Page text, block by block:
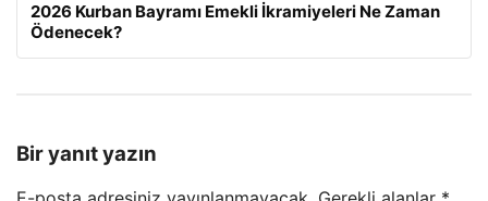
2026 Kurban Bayramı Emekli İkramiyeleri Ne Zaman
Ödenecek?
Bir yanıt yazın